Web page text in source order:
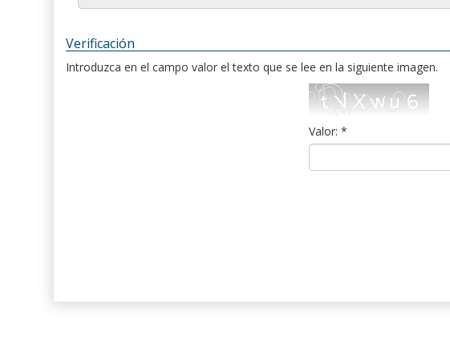
Verificación
Introduzca en el campo valor el texto que se lee en la siguiente imagen.
Valor: *